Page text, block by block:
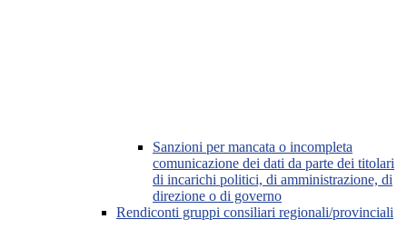
Sanzioni per mancata o incompleta
comunicazione dei dati da parte dei titolari
di incarichi politici, di amministrazione, di
direzione o di governo
Rendiconti gruppi consiliari regionali/provinciali